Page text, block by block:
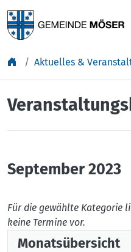
Aktuelles &
September 2023
Für die gewählte Kategorie
keine Termine vor.
Monatsübersicht